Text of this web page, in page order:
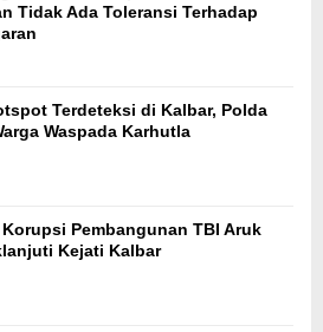
Tidak Ada Toleransi Terhadap
Terdeteksi di Kalbar, Polda
Waspada Karhutla
Pembangunan TBI Aruk
Kejati Kalbar